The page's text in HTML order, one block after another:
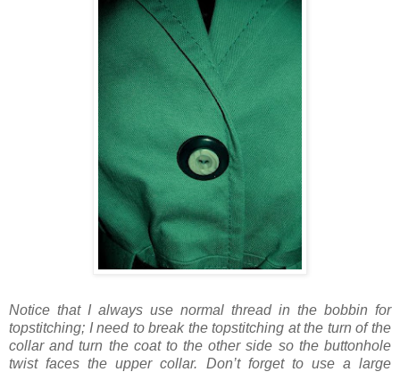
Notice that I always use normal thread in the bobbin for
topstitching; I need to break the topstitching at the turn of the
collar and turn the coat to the other side so the buttonhole
twist faces the upper collar. Don’t forget to use a large